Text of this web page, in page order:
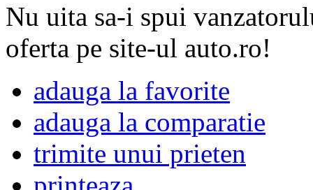
Nu uita sa-i spui
oferta pe site-ul auto.ro!
adauga la favorite
adauga la comparatie
trimite unui prieten